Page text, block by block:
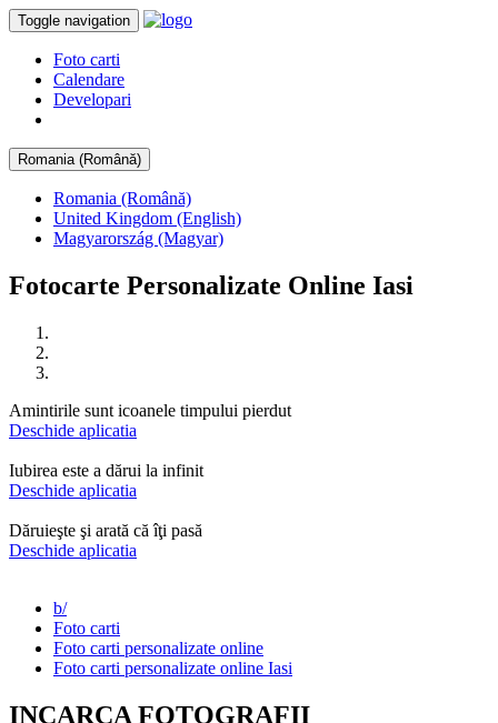
Toggle navigation
Foto carti
Calendare
Developari
Romania (Română)
Romania (Română)
United Kingdom (English)
Magyarország (Magyar)
Fotocarte Personalizate Online Iasi
Amintirile sunt icoanele timpului pierdut
Deschide aplicatia
Iubirea este a dărui la infinit
Deschide aplicatia
Dăruieşte şi arată că îţi pasă
Deschide aplicatia
b/
Foto carti
Foto carti personalizate online
Foto carti personalizate online Iasi
INCARCA FOTOGRAFII